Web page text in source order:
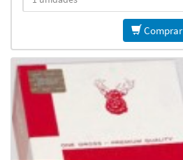
Comprar